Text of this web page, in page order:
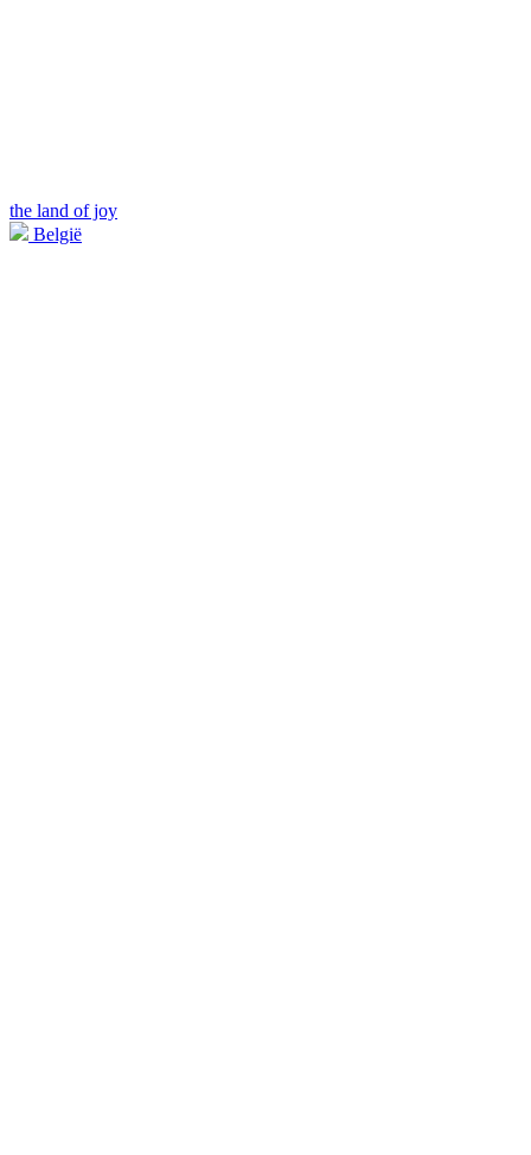
the land of joy
België